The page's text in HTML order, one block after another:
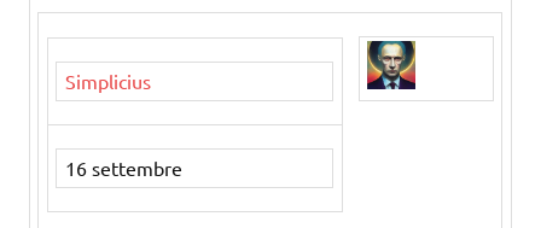
Simplicius
16 settembre